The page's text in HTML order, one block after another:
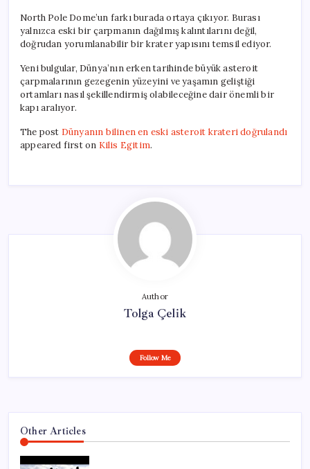
North Pole Dome’un farkı burada ortaya çıkıyor. Burası
yalnızca eski bir çarpmanın dağılmış kalıntılarını değil,
doğrudan yorumlanabilir bir krater yapısını temsil ediyor.
Yeni bulgular, Dünya’nın erken tarihinde büyük asteroit
çarpmalarının gezegenin yüzeyini ve yaşamın geliştiği
ortamları nasıl şekillendirmiş olabileceğine dair önemli bir
kapı aralıyor.
The post Dünyanın bilinen en eski asteroit krateri doğrulandı
appeared first on Kilis Egitim.
Author
Tolga Çelik
Follow Me
Other Articles